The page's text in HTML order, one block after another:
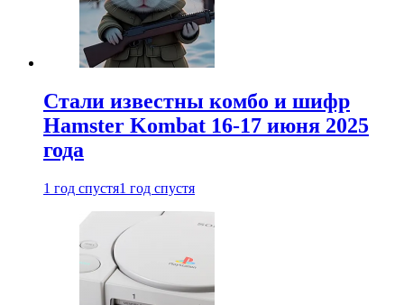
Стали известны комбо и шифр
Hamster Kombat 16-17 июня 2025
года
1 год спустя1 год спустя